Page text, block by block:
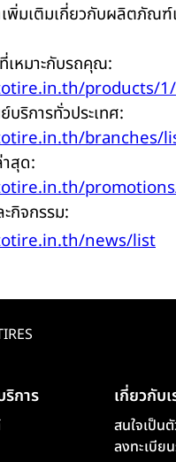
เพิ่มเติมเกี่ยวกับผลิตภัณฑ์
เหมาะกับรถคุณ:
products/
ริการทั่วประเทศ:
branches/
าสุด:
กิจกรรม:
news/list
การ เกี่ยวกับเ
สนใจเป็น
ลงทะเบีย